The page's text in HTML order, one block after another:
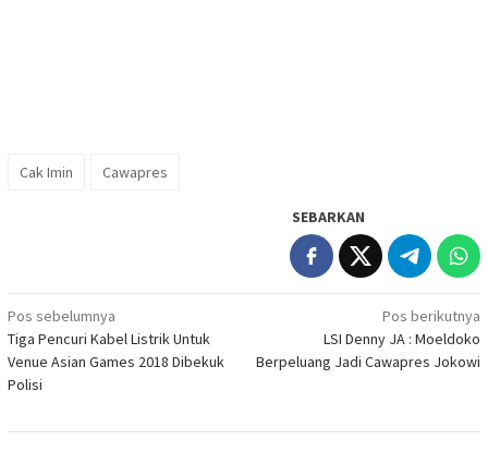
Cak Imin Cawapres
SEBARKAN
Navigasi
pos
Pos sebelumnya
Tiga Pencuri Kabel Listrik Untuk
Venue Asian Games 2018 Dibekuk
Polisi
Pos berikutnya
LSI Denny JA : Moeldoko
Berpeluang Jadi Cawapres Jokowi